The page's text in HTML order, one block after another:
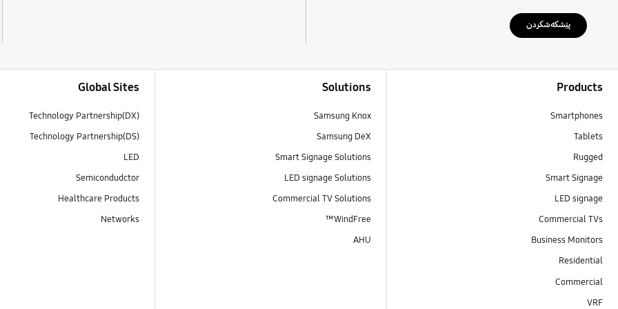
پێشکەشکردن
Products
Smartphones
Tablets
Rugged
Smart Signage
LED signage
Commercial TVs
Business Monitors
Residential
Commercial
VRF
Solutions
Samsung Knox
Samsung DeX
Smart Signage Solutions
LED signage Solutions
Commercial TV Solutions
WindFree™
AHU
Global Sites
Technology Partnership(DX)
Technology Partnership(DS)
LED
Semicondudctor
Healthcare Products
Networks